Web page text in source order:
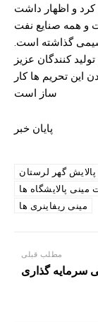
کرد و اظهار داشت
و همه صنایع نفت
گذاشته است.
کنندگان عزیز
این تحریم ها کار
ساز است
پایان خبر
پالایش گهر لرستان
مینی پالایشگاه ها
مینی ریفاینری ها
مطلب قبلی
سرمایه گذاری